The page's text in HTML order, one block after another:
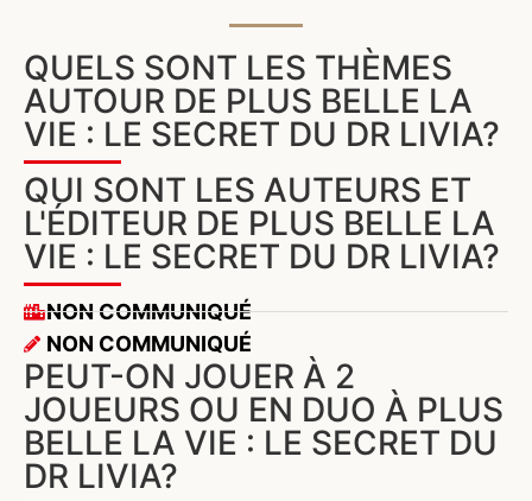
QUELS SONT LES THÈMES
AUTOUR DE PLUS BELLE LA
VIE : LE SECRET DU DR LIVIA?
QUI SONT LES AUTEURS ET
L'ÉDITEUR DE PLUS BELLE LA
VIE : LE SECRET DU DR LIVIA?
NON COMMUNIQUÉ
NON COMMUNIQUÉ
PEUT-ON JOUER À 2
JOUEURS OU EN DUO À PLUS
BELLE LA VIE : LE SECRET DU
DR LIVIA?